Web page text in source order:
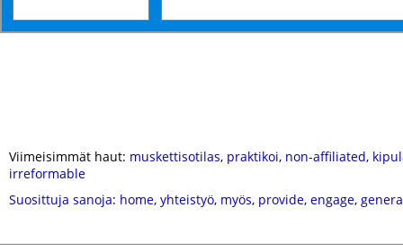
Viimeisimmät haut: muskettisotilas, praktikoi, non-affiliated,
irreformable
Suosittuja sanoja: home, yhteistyö, myös, provide, engage,